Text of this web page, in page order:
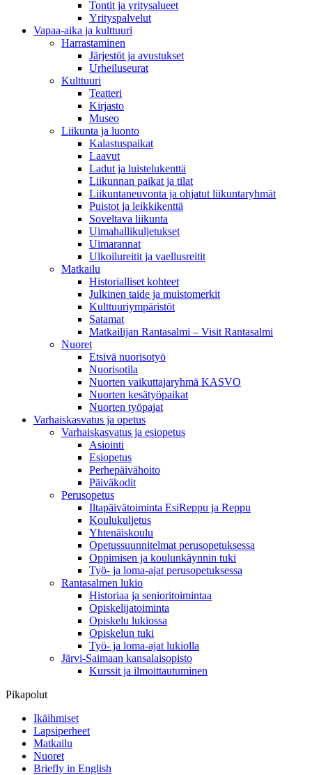
Tontit ja yritysalueet
Yrityspalvelut
Vapaa-aika ja kulttuuri
Harrastaminen
Järjestöt ja avustukset
Urheiluseurat
Kulttuuri
Teatteri
Kirjasto
Museo
Liikunta ja luonto
Kalastuspaikat
Laavut
Ladut ja luistelukenttä
Liikunnan paikat ja tilat
Liikuntaneuvonta ja ohjatut liikuntaryhmät
Puistot ja leikkikenttä
Soveltava liikunta
Uimahallikuljetukset
Uimarannat
Ulkoilureitit ja vaellusreitit
Matkailu
Historialliset kohteet
Julkinen taide ja muistomerkit
Kulttuuriympäristöt
Satamat
Matkailijan Rantasalmi – Visit Rantasalmi
Nuoret
Etsivä nuorisotyö
Nuorisotila
Nuorten vaikuttajaryhmä KASVO
Nuorten kesätyöpaikat
Nuorten työpajat
Varhaiskasvatus ja opetus
Varhaiskasvatus ja esiopetus
Asiointi
Esiopetus
Perhepäivähoito
Päiväkodit
Perusopetus
Iltapäivätoiminta EsiReppu ja Reppu
Koulukuljetus
Yhtenäiskoulu
Opetussuunnitelmat perusopetuksessa
Oppimisen ja koulunkäynnin tuki
Työ- ja loma-ajat perusopetuksessa
Rantasalmen lukio
Historiaa ja senioritoimintaa
Opiskelijatoiminta
Opiskelu lukiossa
Opiskelun tuki
Työ- ja loma-ajat lukiolla
Järvi-Saimaan kansalaisopisto
Kurssit ja ilmoittautuminen
Pikapolut
Ikäihmiset
Lapsiperheet
Matkailu
Nuoret
Briefly in English